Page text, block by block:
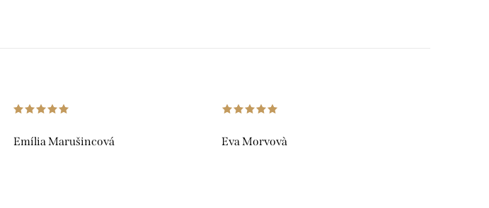
Emília Marušincová Eva Morvovà